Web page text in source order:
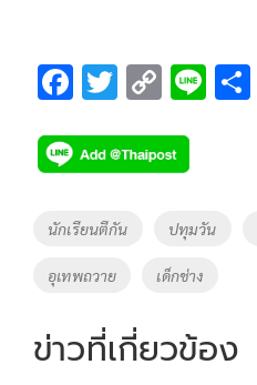
F
e
b
o
k
T
tt
er
C
p
y
Li
n
k
Li
Tags
นักเรียนตีกัน ปทุมวัน
อุเทพถวาย เด็กช่าง
ข่าวที่เกี่ยวข้อง